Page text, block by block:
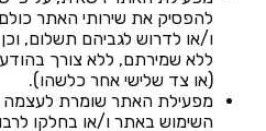
להפסיק את שירותי האתר
ו/או לדרוש לגביהם תשלום,
ללא שמירתם, ללא צורך
(או צד שלישי אחר כלשהו).
מפעילת האתר שומרת לעצמה